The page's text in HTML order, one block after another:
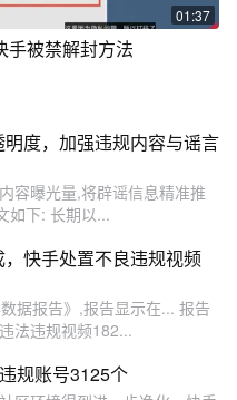
01:37
手被禁解封方法
度，加强违规内容与谣言
容曝光量,将辟谣信息精准推
如下: 长期以...
快手处置不良违规视频
据报告》,报告显示在... 报告
法违规视频182...
规账号3125个